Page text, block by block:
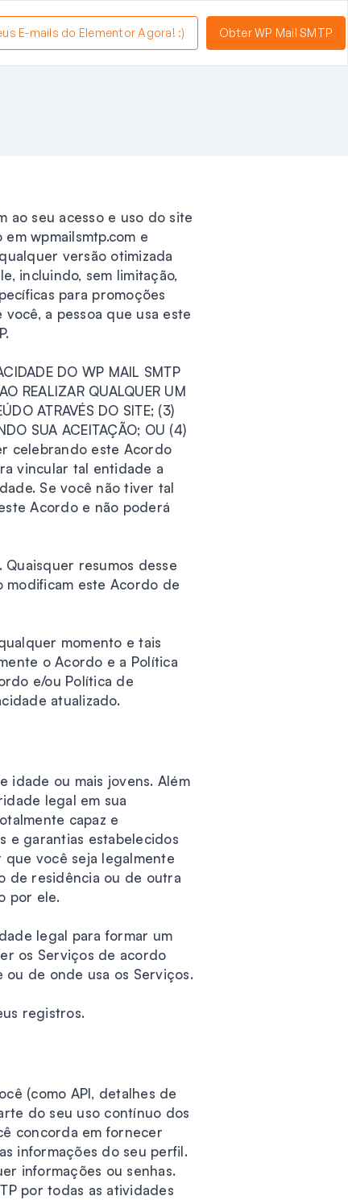
E-mails do Elementor Agora! :) Obter WP Mail SMTP
ao seu acesso e uso do site
wpmailsmtp.com e
versão otimizada
incluindo, sem limitação,
para promoções
a pessoa que usa este
DO WP MAIL SMTP
REALIZAR QUALQUER UM
ATRAVÉS DO SITE; (3)
SUA ACEITAÇÃO; OU (4)
celebrando este Acordo
vincular tal entidade a
Se você não tiver tal
Acordo e não poderá
resumos desse
modificam este Acordo de
momento e tais
o Acordo e a Política
e/ou Política de
atualizado.
idade ou mais jovens. Além
legal em sua
capaz e
e garantias estabelecidos
você seja legalmente
de residência ou de outra
por ele.
legal para formar um
os Serviços de acordo
ou de onde usa os Serviços.
registros.
(como API, detalhes de
do seu uso contínuo dos
concorda em fornecer
informações do seu perfil.
informações ou senhas.
por todas as atividades